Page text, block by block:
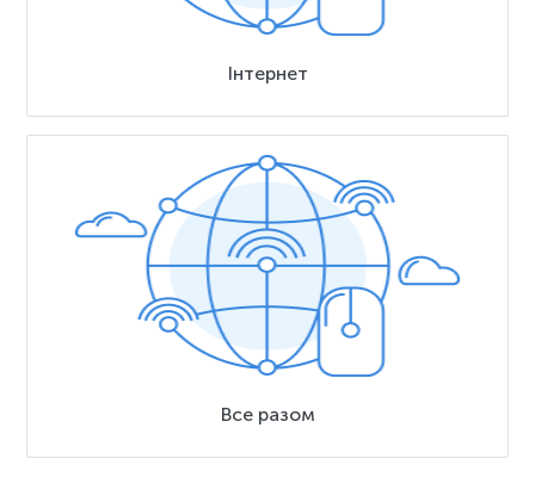
Інтернет
Все разом